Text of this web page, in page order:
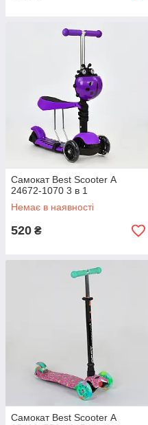
Самокат Best Scooter A
24672-1070 3 в 1
Немає в наявності
520 ₴
Самокат Best Scooter А